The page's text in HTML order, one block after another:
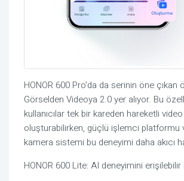
HONOR 600 Pro’da da serinin öne çıkan
Görselden Videoya 2.0 yer alıyor. Bu
kullanıcılar tek bir kareden hareketli
oluşturabilirken, güçlü işlemci platformu
kamera sistemi bu deneyimi daha akıcı
HONOR 600 Lite: AI deneyimini